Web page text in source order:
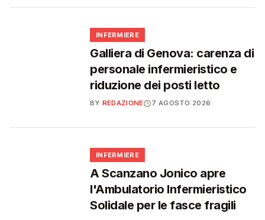
INFERMIERE
Galliera di Genova: carenza di
personale infermieristico e
riduzione dei posti letto
BY REDAZIONE 7 AGOSTO 2026
INFERMIERE
A Scanzano Jonico apre
l'Ambulatorio Infermieristico
Solidale per le fasce fragili